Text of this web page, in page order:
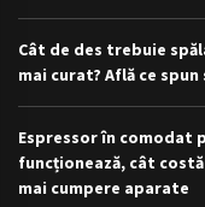
Cât de des trebuie
mai curat? Află ce
Espressor în comodat
funcționează, cât
mai cumpere aparate